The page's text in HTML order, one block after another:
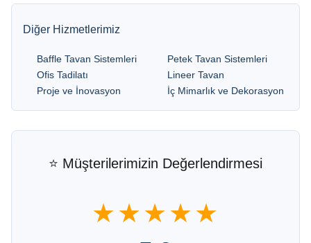
Diğer Hizmetlerimiz
Baffle Tavan Sistemleri
Ofis Tadilatı
Proje ve İnovasyon
Petek Tavan Sistemleri
Lineer Tavan
İç Mimarlık ve Dekorasyon
⭐ Müşterilerimizin Değerlendirmesi
★★★★★